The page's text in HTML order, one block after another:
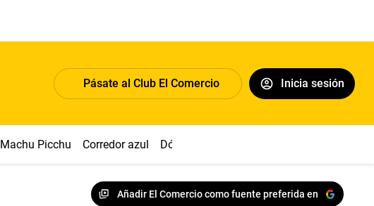
Pásate al Club El Comercio Inicia sesión
Machu Picchu Corredor azul Dólar
Añadir El Comercio como fuente preferida en